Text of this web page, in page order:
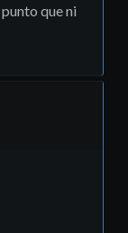
que ni